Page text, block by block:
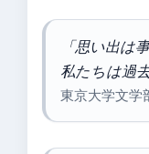
「思い出は
私たちは過
東京大学文学